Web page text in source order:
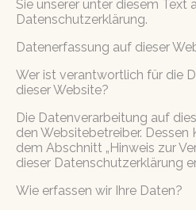
Sie unserer unter diesem Text
Datenschutzerklärung.
Datenerfassung auf dieser
Wer ist verantwortlich für die
dieser Website?
Die Datenverarbeitung auf
den Websitebetreiber.
dem Abschnitt „Hinweis zur
dieser Datenschutzerklärung
Wie erfassen wir Ihre Daten?